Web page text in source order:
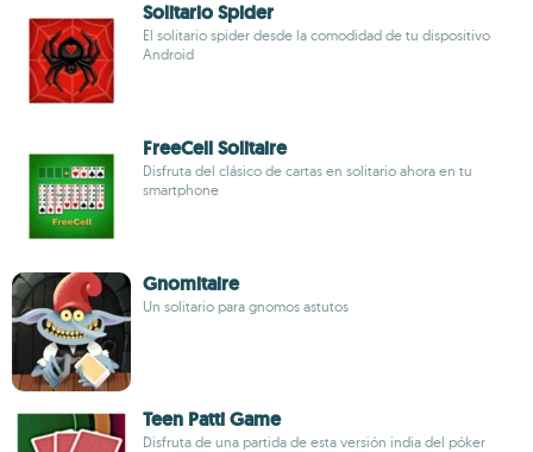
Solitario Spider
El solitario spider desde la comodidad de tu dispositivo
Android
FreeCell Solitaire
Disfruta del clásico de cartas en solitario ahora en tu
smartphone
Gnomitaire
Un solitario para gnomos astutos
Teen Patti Game
Disfruta de una partida de esta versión india del póker